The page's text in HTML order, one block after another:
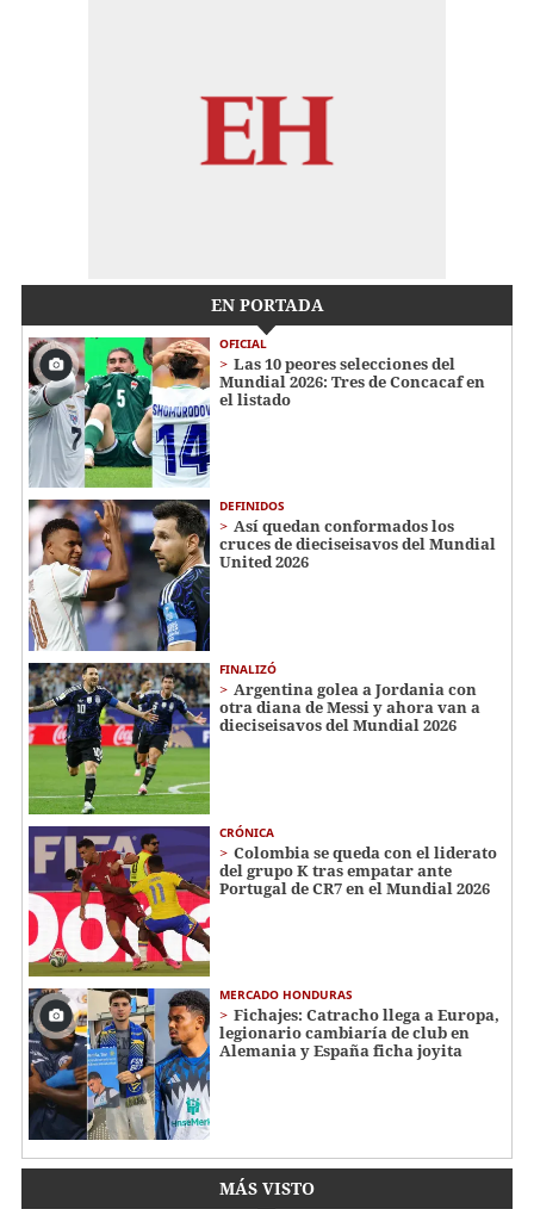
EN PORTADA
OFICIAL
Las 10 peores selecciones del
Mundial 2026: Tres de Concacaf en
el listado
DEFINIDOS
Así quedan conformados los
cruces de dieciseisavos del Mundial
United 2026
FINALIZÓ
Argentina golea a Jordania con
otra diana de Messi y ahora van a
dieciseisavos del Mundial 2026
CRÓNICA
Colombia se queda con el liderato
del grupo K tras empatar ante
Portugal de CR7 en el Mundial 2026
MERCADO HONDURAS
Fichajes: Catracho llega a Europa,
legionario cambiaría de club en
Alemania y España ficha joyita
MÁS VISTO